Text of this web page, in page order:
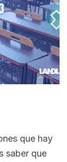
que hay
saber que